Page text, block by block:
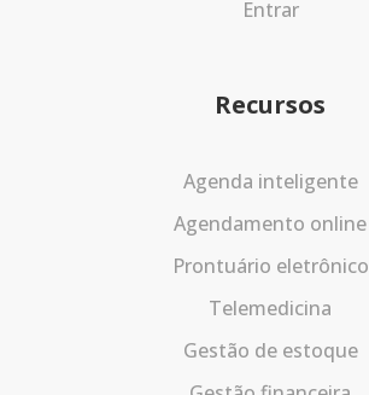
Entrar
Recursos
Agenda inteligente
Agendamento online
Prontuário eletrônico
Telemedicina
Gestão de estoque